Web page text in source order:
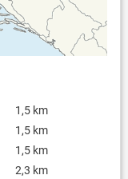
1,5 km
1,5 km
1,5 km
2,3 km